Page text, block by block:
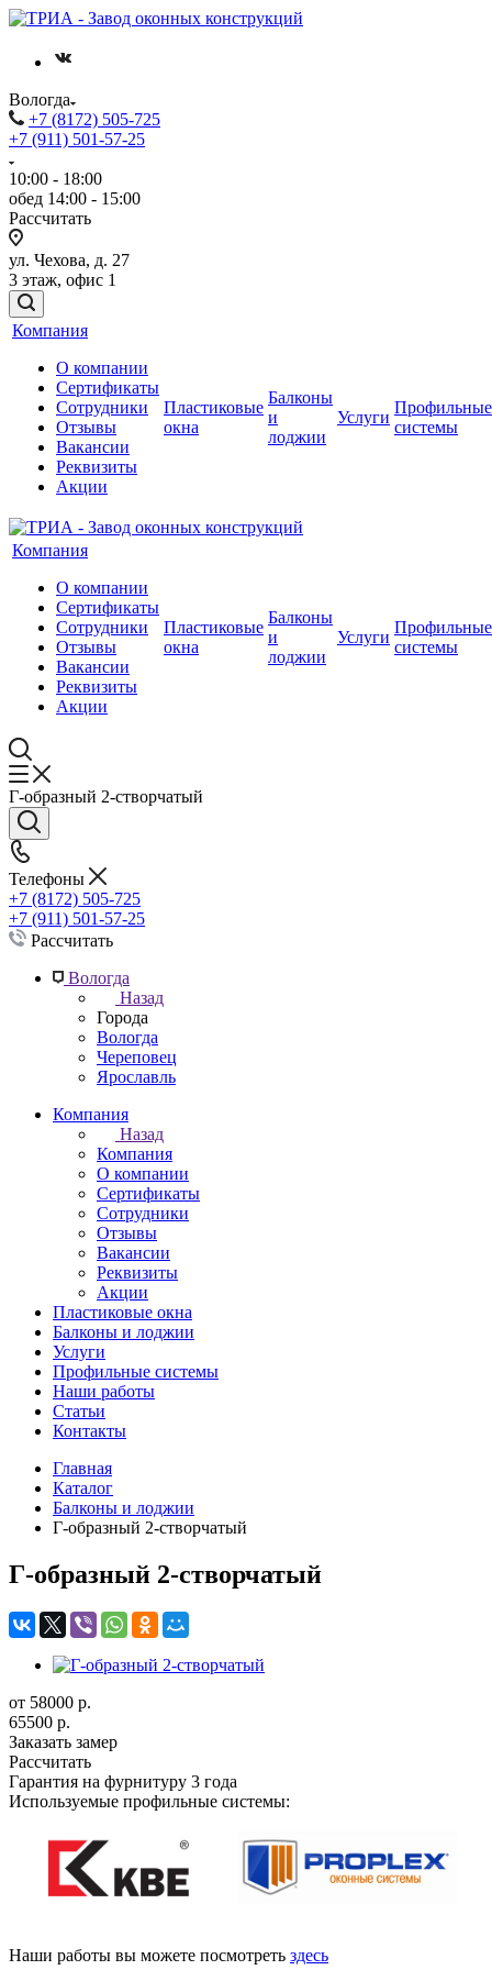
Вологда
+7 (8172) 505-725
+7 (911) 501-57-25
10:00 - 18:00
обед 14:00 - 15:00
Рассчитать
ул. Чехова, д. 27
3 этаж, офис 1
Компания
О компании
Сертификаты
Сотрудники
Отзывы
Вакансии
Реквизиты
Акции
Пластиковые
окна
Балконы
и
лоджии
Услуги
Профильные
системы
Компания
О компании
Сертификаты
Сотрудники
Отзывы
Вакансии
Реквизиты
Акции
Пластиковые
окна
Балконы
и
лоджии
Услуги
Профильные
системы
Г-образный 2-створчатый
Телефоны
+7 (8172) 505-725
+7 (911) 501-57-25
Рассчитать
Вологда
Назад
Города
Вологда
Череповец
Ярославль
Компания
Назад
Компания
О компании
Сертификаты
Сотрудники
Отзывы
Вакансии
Реквизиты
Акции
Пластиковые окна
Балконы и лоджии
Услуги
Профильные системы
Наши работы
Статьи
Контакты
Главная
Каталог
Балконы и лоджии
Г-образный 2-створчатый
Г-образный 2-створчатый
от 58000 р.
65500 р.
Заказать замер
Рассчитать
Гарантия на фурнитуру 3 года
Используемые профильные системы:
Наши работы вы можете посмотреть здесь